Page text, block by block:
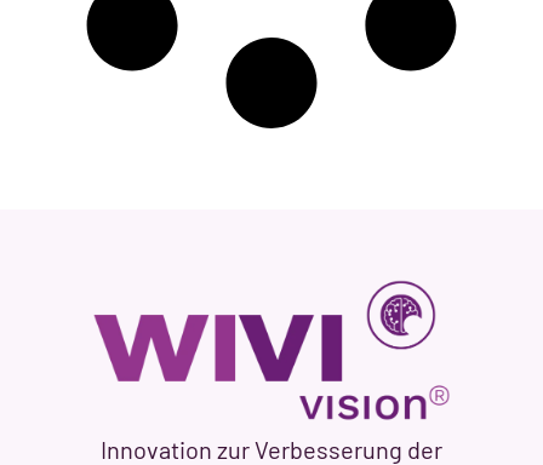
Innovation zur Verbesserung der